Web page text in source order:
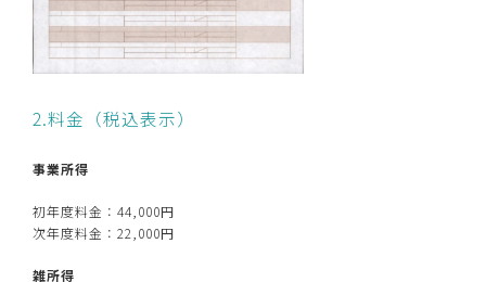
2.料金（税込表示）
事業所得
初年度料金：44,000円
次年度料金：22,000円
雑所得